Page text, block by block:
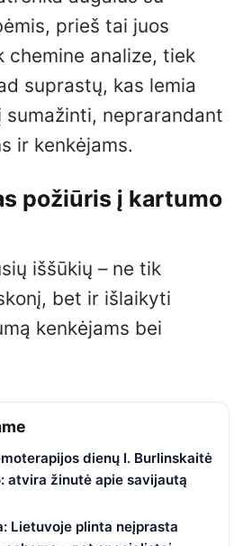
prieš tai juos
chemine analize, tiek
suprastų, kas lemia
neprarandant
ir kenkėjams.
požiūris į kartumo
iššūkių – ne tik
bet ir išlaikyti
kenkėjams bei
dienų I. Burlinskaitė
atvira žinutė apie savijautą
Lietuvoje plinta neįprasta